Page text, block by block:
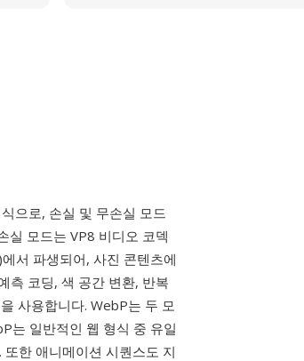
으로, 손실 및 무손실 모드
실 모드는 VP8 비디오 코덱
서 파생되어, 사진 콘텐츠에
측 코딩, 색 공간 변환, 반복
사용합니다. WebP는 두 모
는 일반적인 웹 형식 중 유일
한 애니메이션 시퀀스도 지